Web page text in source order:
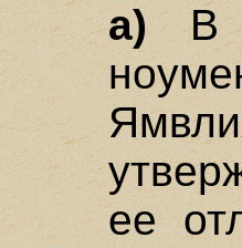
а)В
ее